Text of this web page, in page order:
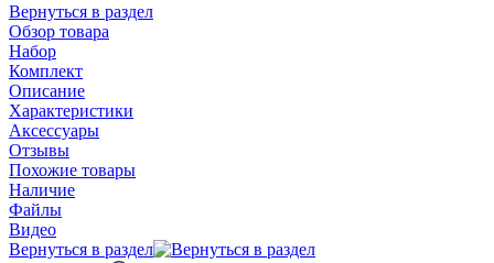
Вернуться в раздел
Обзор товара
Набор
Комплект
Описание
Характеристики
Аксессуары
Отзывы
Похожие товары
Наличие
Файлы
Видео
Вернуться в раздел